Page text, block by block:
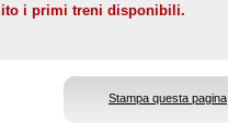
i primi treni disponibili.
Stampa questa pagina